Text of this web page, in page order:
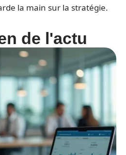
la main sur la stratégie.
de l'actu